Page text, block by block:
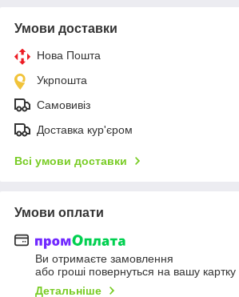
Умови доставки
Нова Пошта
Укрпошта
Самовивіз
Доставка кур'єром
Всі умови доставки
Умови оплати
Ви отримаєте замовлення
або гроші повернуться на вашу картку
Детальніше